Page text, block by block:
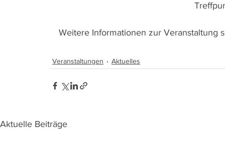
Weitere Informationen zur
Veranstaltungen Aktuelles
Aktuelle Beiträge